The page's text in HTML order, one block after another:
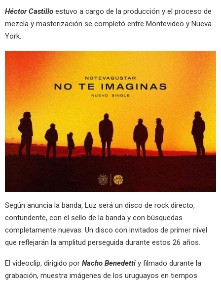
Héctor Castillo estuvo a cargo de la producción y el proceso de
mezcla y masterización se completó entre Montevideo y Nueva
York.
Según anuncia la banda, Luz será un disco de rock directo,
contundente, con el sello de la banda y con búsquedas
completamente nuevas. Un disco con invitados de primer nivel
que reflejarán la amplitud perseguida durante estos 26 años.
El videoclip, dirigido por Nacho Benedetti y filmado durante la
grabación, muestra imágenes de los uruguayos en tiempos